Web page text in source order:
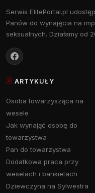
Serwis ElitePortal.pl
Panów do wynajęcia na
seksualnych. Działamy od
ARTYKUŁY
Osoba towarzysząca na
wesele
Jak wynająć osobę do
towarzystwa
Pan do towarzystwa
Dodatkowa praca przy
weselach i bankietach
Dziewczyna na Sylwestra